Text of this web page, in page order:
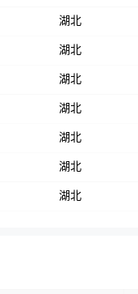
湖北
湖北
湖北
湖北
湖北
湖北
湖北